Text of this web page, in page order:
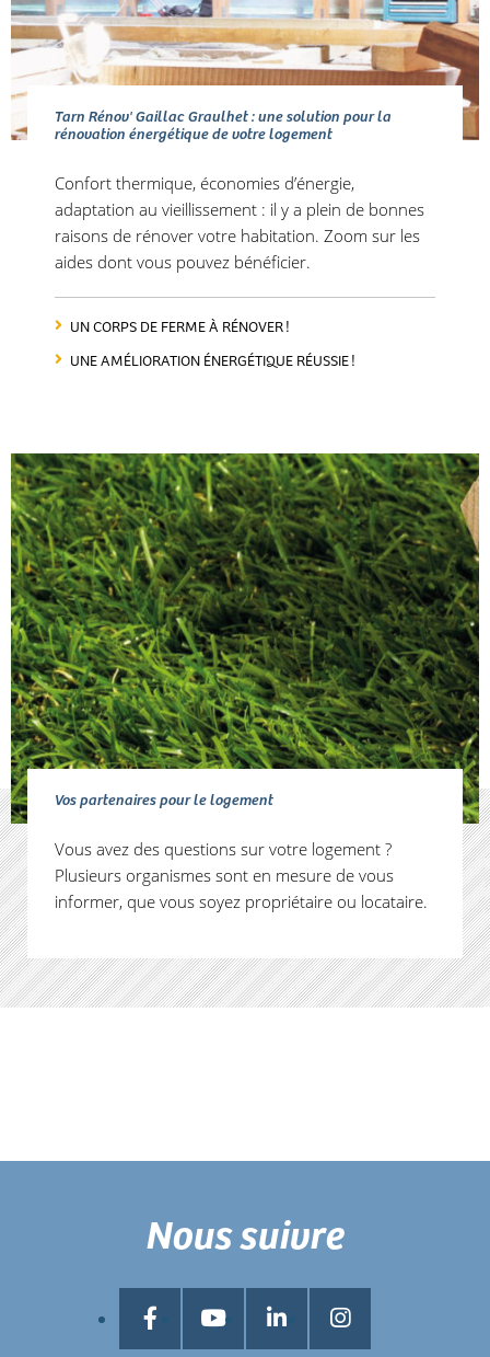
Tarn Rénov' Gaillac Graulhet : une solution pour la
rénovation énergétique de votre logement
Confort thermique, économies d’énergie,
adaptation au vieillissement : il y a plein de bonnes
raisons de rénover votre habitation. Zoom sur les
aides dont vous pouvez bénéficier.
UN CORPS DE FERME À RÉNOVER !
UNE AMÉLIORATION ÉNERGÉTIQUE RÉUSSIE !
Vos partenaires pour le logement
Vous avez des questions sur votre logement ?
Plusieurs organismes sont en mesure de vous
informer, que vous soyez propriétaire ou locataire.
Nous suivre